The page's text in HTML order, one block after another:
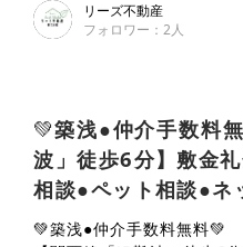
リーズ不動産
フォロワー ：2人
💚築浅●仲介手数料
波」徒歩6分】敷金
相談●ペット相談●ネ
ロ●バストイレ別●ウ
💚築浅●仲介手数料無料💚